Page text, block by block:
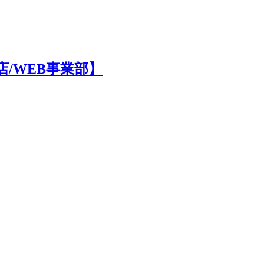
事業部】